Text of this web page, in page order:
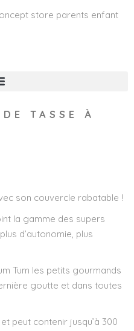
TASSE À
son couvercle rabatable !
la gamme des supers
d’autonomie, plus
Tum les petits gourmands
goutte et dans toutes
peut contenir jusqu’à 300